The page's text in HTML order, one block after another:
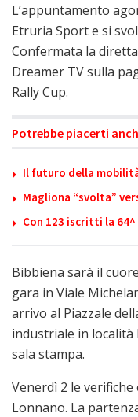
L’appuntamento
Etruria Sport e si
Confermata la
Dreamer TV sulla
Rally Cup.
Potrebbe piacerti
Il futuro della
Magliona “svolta”
Con 123 iscritti la
Bibbiena sarà il
gara in Viale
arrivo al Piazzale
industriale in località
sala stampa.
Venerdì 2 le
Lonnano. La